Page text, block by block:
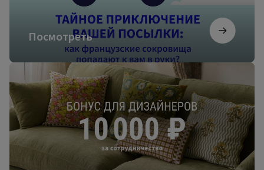
Посмотреть
Зарегистрируйтесь
как
дизайнер